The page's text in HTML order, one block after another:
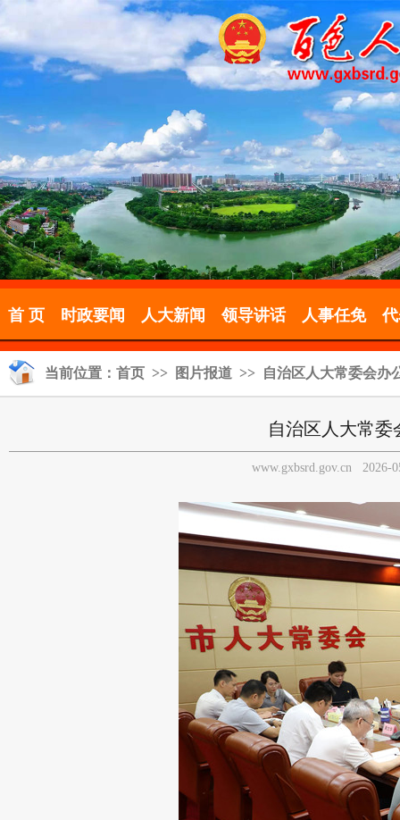
首 页 时政要闻 人大新闻 领导讲话 人事任免
当前位置： 首页 >> 图片报道 >> 自治区人大常委会办
自治区人大常
www.gxbsrd.gov.cn 2026-